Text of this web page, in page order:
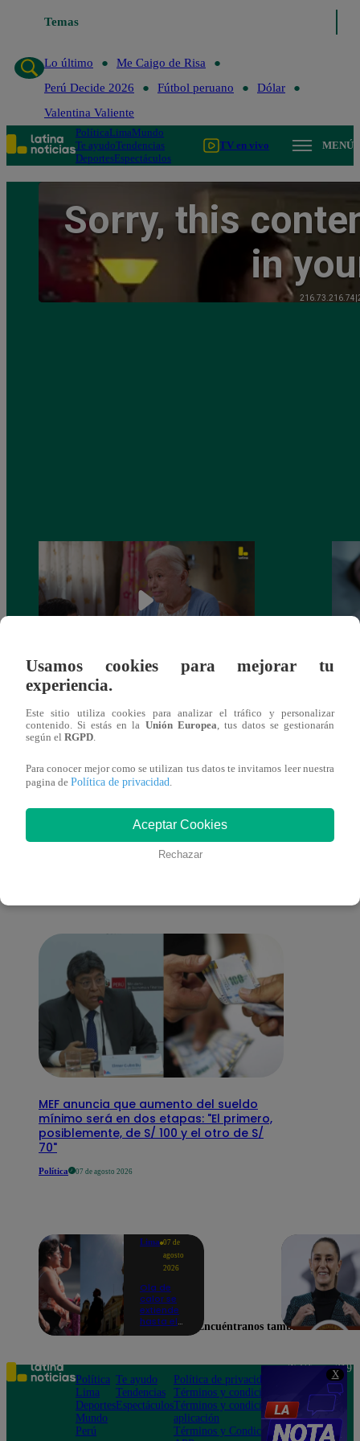
X
Temas
Lo último
Me Caigo de Risa
Perú Decide 2026
Fútbol peruano
Dólar
Valentina Valiente
PolíticaLimaMundo
Te ayudoTendencias
DeportesEspectáculos
TV en vivo MENÚ
Valentina Valiente capítulo 43: ¡Dolores
toma una difícil decisión por el futuro de
sus nietos!
También te puede
MEF anuncia que aumento del sueldo
mínimo será en dos etapas: "El primero,
posiblemente, de S/ 100 y el otro de S/
70"
Política 07 de agosto 2026
Lima 07 de
agosto
2026
Ola de
calor se
extiende
hasta el
Lima y
otras 16
regiones
Usamos cookies para mejorar tu
experiencia.
Este sitio utiliza cookies para analizar el tráfico y personalizar
contenido. Si estás en la Unión Europea , tus datos se gestionarán
según el RGPD
Para conocer mejor como se utilizan tus datos te invitamos leer nuestra
pagina de Política de privacidad
Aceptar Cookies
Rechazar
Encuéntranos también en
Política
Lima
Deportes
Mundo
Perú
Te ayudo
Tendencias
Espectáculos
Política de privacidad
Términos y condiciones
Términos y condiciones
aplicación
Términos y Condiciones
Teléfono: 219
Av. San
Felipe 968
Jesús María